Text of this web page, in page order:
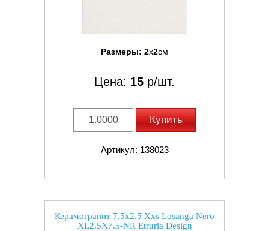
Размеры: 2x2см
Цена: 15 р/шт.
Купить
Артикул: 138023
Керамогранит 7.5x2.5 Xxs Losanga Nero
XL2.5X7.5-NR Etruria Design